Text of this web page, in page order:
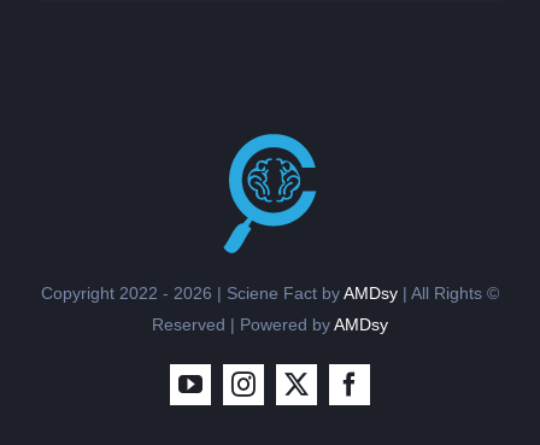
© Copyright 2022 - 2026 | Sciene Fact by
AMDsy | All Rights
Reserved | Powered byAMDsy